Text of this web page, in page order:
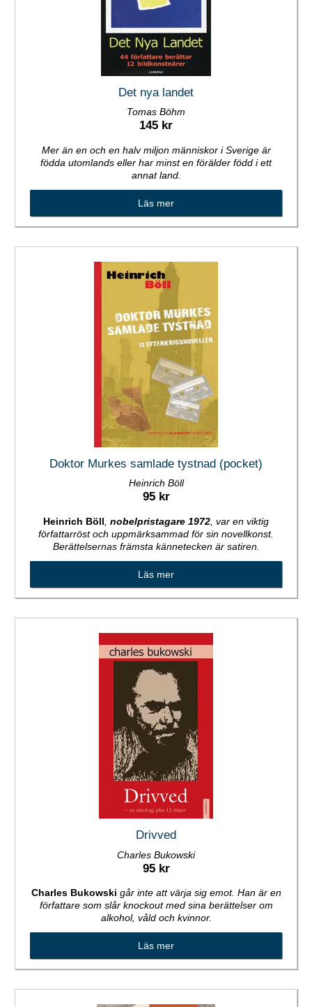
Det nya landet
Tomas Böhm
145 kr
Mer än en och en halv miljon människor i Sverige är
födda utomlands eller har minst en förälder född i ett
annat land.
Läs mer
Doktor Murkes samlade tystnad (pocket)
Heinrich Böll
95 kr
Heinrich Böll nobelpristagare 1972 , var en viktig
författarröst och uppmärksammad för sin novellkonst.
Berättelsernas främsta kännetecken är satiren.
Läs mer
Drivved
Charles Bukowski
95 kr
Charles Bukowski går inte att värja sig emot. Han är en
författare som slår knockout med sina berättelser om
alkohol, våld och kvinnor.
Läs mer